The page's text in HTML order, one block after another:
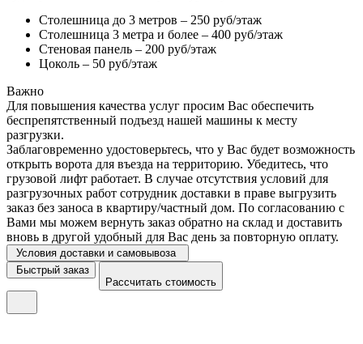
Столешница до 3 метров – 250 руб/этаж
Столешница 3 метра и более – 400 руб/этаж
Стеновая панель – 200 руб/этаж
Цоколь – 50 руб/этаж
Важно
Для повышения качества услуг просим Вас обеспечить
беспрепятственный подъезд нашей машины к месту
разгрузки.
Заблаговременно удостоверьтесь, что у Вас будет возможность
открыть ворота для въезда на территорию. Убедитесь, что
грузовой лифт работает. В случае отсутствия условий для
разгрузочных работ сотрудник доставки в праве выгрузить
заказ без заноса в квартиру/частный дом. По согласованию с
Вами мы можем вернуть заказ обратно на склад и доставить
вновь в другой удобный для Вас день за повторную оплату.
Условия доставки и самовывоза
Быстрый заказ
Рассчитать стоимость